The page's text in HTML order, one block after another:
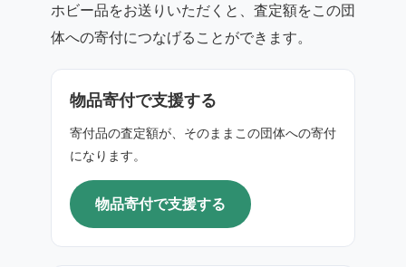
ホビー品をお送りいただくと、査定額をこの団
体への寄付につなげることができます。
物品寄付で支援する
寄付品の査定額が、そのままこの団体への寄付
になります。
物品寄付で支援する